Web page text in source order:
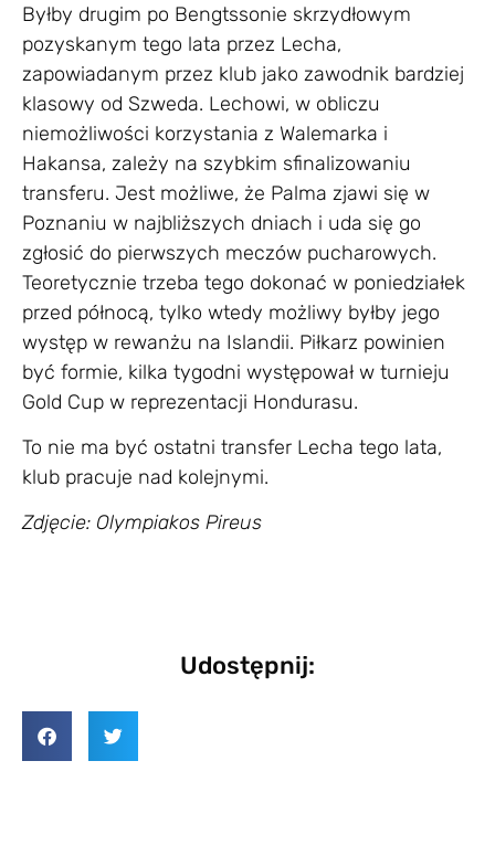
Byłby drugim po Bengtssonie skrzydłowym
pozyskanym tego lata przez Lecha,
zapowiadanym przez klub jako zawodnik bardziej
klasowy od Szweda. Lechowi, w obliczu
niemożliwości korzystania z Walemarka i
Hakansa, zależy na szybkim sfinalizowaniu
transferu. Jest możliwe, że Palma zjawi się w
Poznaniu w najbliższych dniach i uda się go
zgłosić do pierwszych meczów pucharowych.
Teoretycznie trzeba tego dokonać w poniedziałek
przed północą, tylko wtedy możliwy byłby jego
występ w rewanżu na Islandii. Piłkarz powinien
być formie, kilka tygodni występował w turnieju
Gold Cup w reprezentacji Hondurasu.
To nie ma być ostatni transfer Lecha tego lata,
klub pracuje nad kolejnymi.
Zdjęcie: Olympiakos Pireus
Udostępnij: